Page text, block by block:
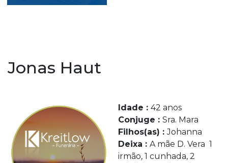
Jonas Haut
Idade : 42 anos
Conjuge : Sra. Mara
Filhos(as) :Johanna
Deixa : A mãe D. Vera 1
irmão, 1 cunhada, 2